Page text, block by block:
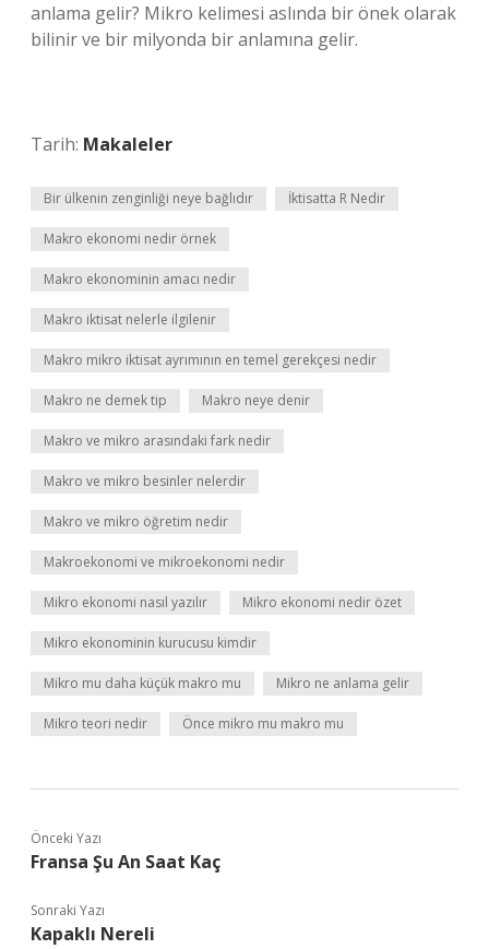
anlama gelir? Mikro kelimesi aslında bir önek olarak
bilinir ve bir milyonda bir anlamına gelir.
Tarih: Makaleler
Bir ülkenin zenginliği neye bağlıdır İktisatta R Nedir
Makro ekonomi nedir örnek
Makro ekonominin amacı nedir
Makro iktisat nelerle ilgilenir
Makro mikro iktisat ayrımının en temel gerekçesi nedir
Makro ne demek tip Makro neye denir
Makro ve mikro arasındaki fark nedir
Makro ve mikro besinler nelerdir
Makro ve mikro öğretim nedir
Makroekonomi ve mikroekonomi nedir
Mikro ekonomi nasıl yazılır Mikro ekonomi nedir özet
Mikro ekonominin kurucusu kimdir
Mikro mu daha küçük makro mu Mikro ne anlama gelir
Mikro teori nedir Önce mikro mu makro mu
Önceki Yazı
Fransa Şu An Saat Kaç
Sonraki Yazı
Kapaklı Nereli